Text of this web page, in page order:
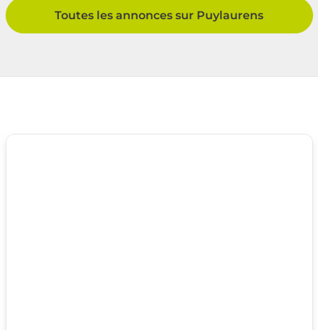
Toutes les annonces sur Puylaurens